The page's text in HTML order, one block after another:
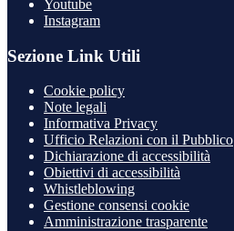
Youtube
Instagram
Sezione Link Utili
Cookie policy
Note legali
Informativa Privacy
Ufficio Relazioni con il Pubblico
Dichiarazione di accessibilità
Obiettivi di accessibilità
Whistleblowing
Gestione consensi cookie
Amministrazione trasparente